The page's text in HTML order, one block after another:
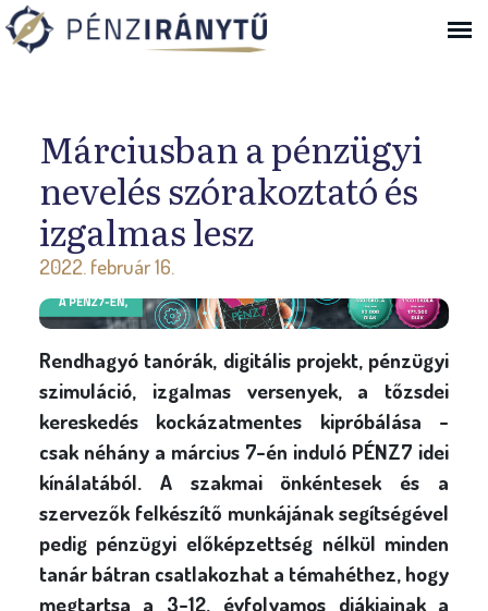
Ugrás a navigációhoz
Márciusban a pénzügyi
nevelés szórakoztató és
izgalmas lesz
2022. február 16.
Rendhagyó tanórák, digitális projekt, pénzügyi
szimuláció, izgalmas versenyek, a tőzsdei
kereskedés kockázatmentes kipróbálása -
csak néhány a március 7-én induló PÉNZ7 idei
kínálatából. A szakmai önkéntesek és a
szervezők felkészítő munkájának segítségével
pedig pénzügyi előképzettség nélkül minden
tanár bátran csatlakozhat a témahéthez, hogy
megtartsa a 3-12. évfolyamos diákjainak a